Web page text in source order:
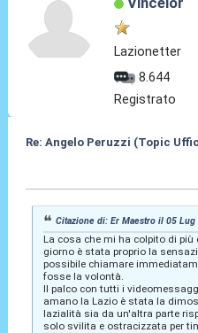
Lazionetter
8.644
Registrato
Re: Angelo Peruzzi (Topic
Citazione di: Er Maestro il 05 Lug
La cosa che mi ha colpito di
giorno è stata proprio la
possibile chiamare
fosse la volontà.
Il palco con tutti i
amano la Lazio è stata la
lazialità sia da un'altra parte
solo svilita e ostracizzata per